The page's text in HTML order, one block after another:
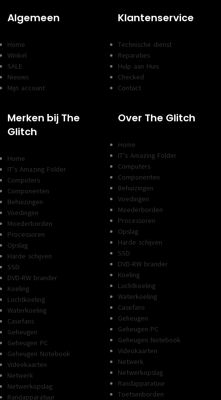
Algemeen
Home
Winkel
SALE
Nieuws
Mijn account
Klantenservice
Technische dienst
Reparaties
Hulp aan Huis
Checked
Contact
Merken bij The
Glitch
Home
IT’s Amazing Folder
Computers
Componenten
Behuizingen
Voedingen
Moederborden
Processoren
Opslag
Harde schijven
SSD
DVD-RW brander
Koeling
Luchtkoeling
Waterkoeling
Casefans
Geheugen
Geheugen PC
Geheugen Notebook
Videokaarten
Netwerk
Netwerkopslag
Randapparatuur
Over The Glitch
Home
IT’s Amazing Folder
Computers
Componenten
Behuizingen
Voedingen
Moederborden
Processoren
Opslag
Harde schijven
SSD
DVD-RW brander
Koeling
Luchtkoeling
Waterkoeling
Casefans
Geheugen
Geheugen PC
Geheugen Notebook
Videokaarten
Netwerk
Netwerkopslag
Randapparatuur
Toetsenborden